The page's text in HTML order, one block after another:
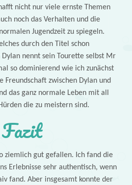
nicht nur viele ernste Themen
noch das Verhalten und die
Jugendzeit zu spiegeln.
durch den Titel schon
nennt sein Tourette selbst Mr
so dominierend wie ich zunächst
Freundschaft zwischen Dylan und
das ganz normale Leben mit all
die zu meistern sind.
Fazit
ziemlich gut gefallen. Ich fand die
Erlebnisse sehr authentisch, wenn
fand. Aber insgesamt konnte der